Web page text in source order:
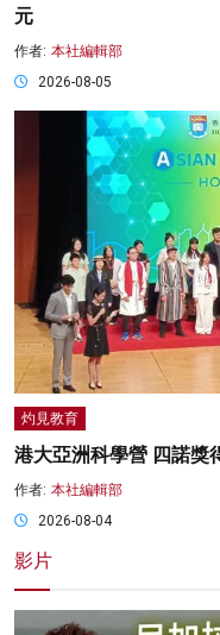
元
作者: 本社編輯部
2026-08-05
灼見教育
港大亞洲科學營 四諾獎
作者: 本社編輯部
2026-08-04
影片